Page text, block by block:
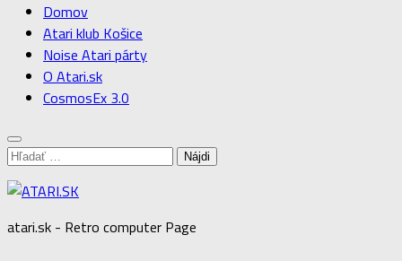
Domov
Atari klub Košice
Noise Atari párty
O Atari.sk
CosmosEx 3.0
Hľadať:
atari.sk - Retro computer Page